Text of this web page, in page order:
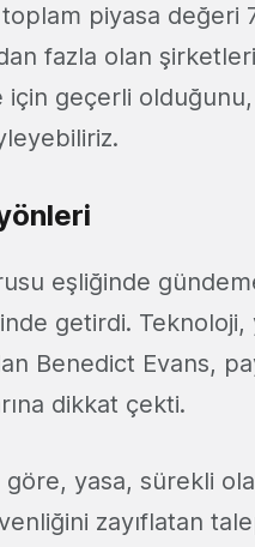
toplam piyasa
fazla olan
için geçerli
eşliğinde
getirdi. Teknoloji,
Benedict Evans,
dikkat çekti.
göre, yasa, sürekli
zayıflatan